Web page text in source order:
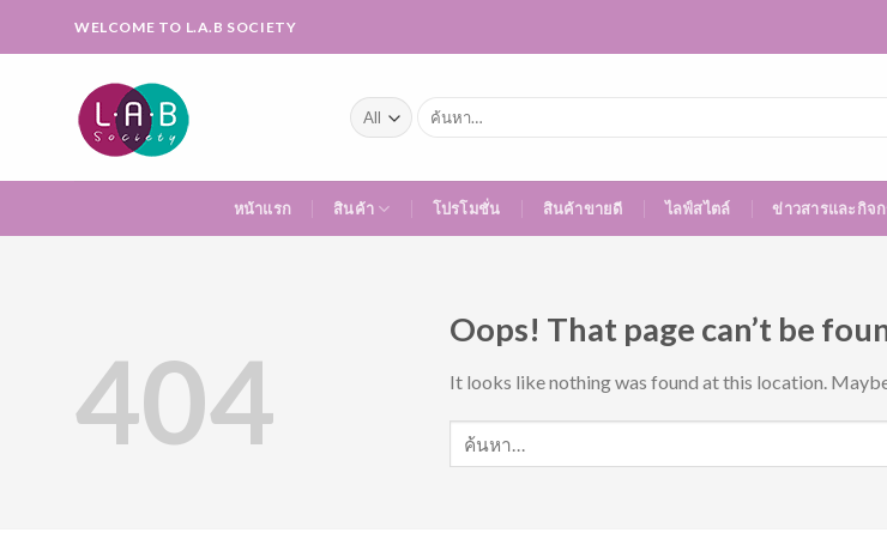
WELCOME TO L.A.B SOCIETY
ค้นหา:
หน้าแรก สินค้า โปรโมชั่น สินค้าขายดี ไลฟ์สไตล์ ข่าวสารและกิจ
404
Oops! That page can’t be
It looks like nothing was found at this location.